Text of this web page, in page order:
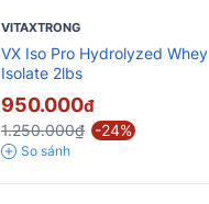
VITAXTRONG
VX Iso Pro Hydrolyzed Whey
Isolate 2lbs
950.000đ
1.250.000₫ -24%
So sánh